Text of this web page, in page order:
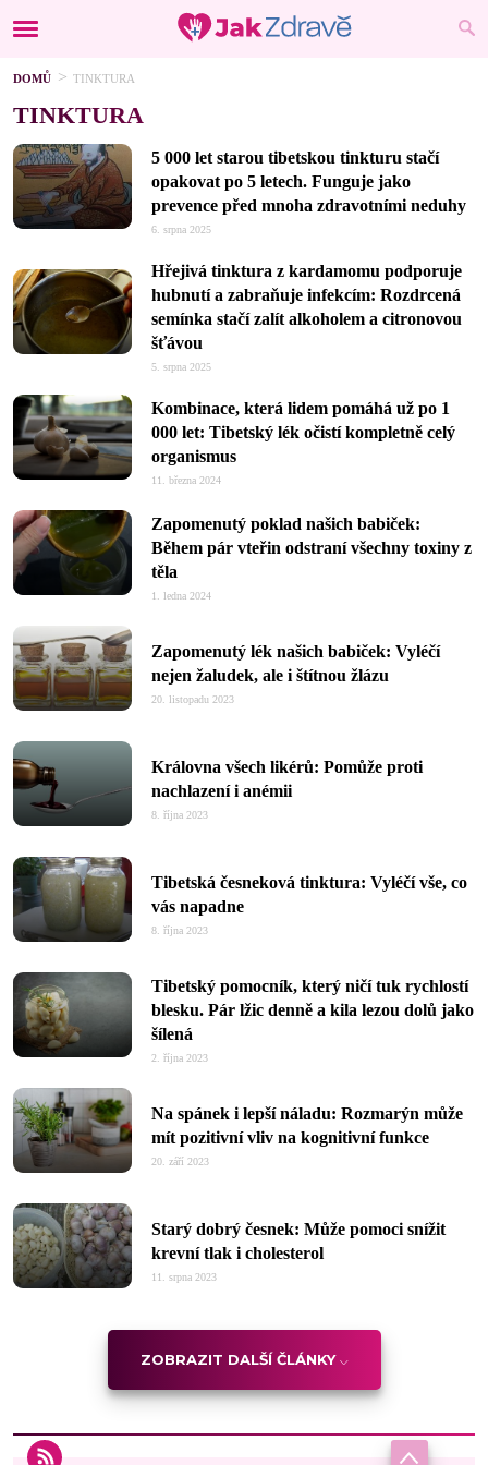
DOMŮ TINKTURA
TINKTURA
5 000 let starou tibetskou tinkturu stačí
opakovat po 5 letech. Funguje jako
prevence před mnoha zdravotními neduhy
6. srpna 2025
Hřejivá tinktura z kardamomu podporuje
hubnutí a zabraňuje infekcím: Rozdrcená
semínka stačí zalít alkoholem a citronovou
šťávou
5. srpna 2025
Kombinace, která lidem pomáhá už po 1
000 let: Tibetský lék očistí kompletně celý
organismus
11. března 2024
Zapomenutý poklad našich babiček:
Během pár vteřin odstraní všechny toxiny z
těla
1. ledna 2024
Zapomenutý lék našich babiček: Vyléčí
nejen žaludek, ale i štítnou žlázu
20. listopadu 2023
Královna všech likérů: Pomůže proti
nachlazení i anémii
8. října 2023
Tibetská česneková tinktura: Vyléčí vše, co
vás napadne
8. října 2023
Tibetský pomocník, který ničí tuk rychlostí
blesku. Pár lžic denně a kila lezou dolů jako
šílená
2. října 2023
Na spánek i lepší náladu: Rozmarýn může
mít pozitivní vliv na kognitivní funkce
20. září 2023
Starý dobrý česnek: Může pomoci snížit
krevní tlak i cholesterol
11. srpna 2023
ZOBRAZIT DALŠÍ ČLÁNKY